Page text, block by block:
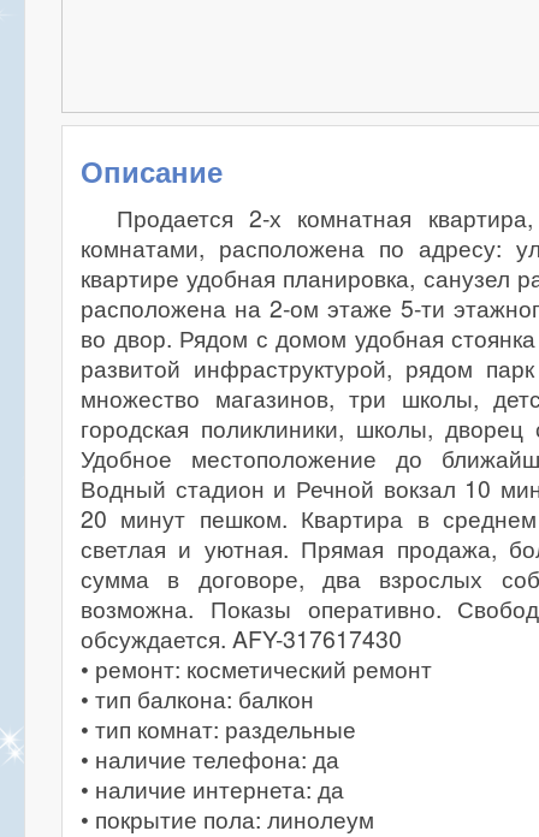
Описание
Продается 2-х комнатная
комнатами, расположена по адресу:
квартире удобная планировка, санузел
расположена на 2-ом этаже 5-ти
во двор. Рядом с домом удобная
развитой инфраструктурой, рядом
множество магазинов, три школы,
городская поликлиники, школы,
Удобное местоположение до
Водный стадион и Речной вокзал 10
20 минут пешком. Квартира в среднем
светлая и уютная. Прямая продажа,
сумма в договоре, два взрослых
возможна. Показы оперативно.
обсуждается. AFY-317617430
• ремонт: косметический ремонт
• тип балкона: балкон
• тип комнат: раздельные
• наличие телефона: да
• наличие интернета: да
• покрытие пола: линолеум